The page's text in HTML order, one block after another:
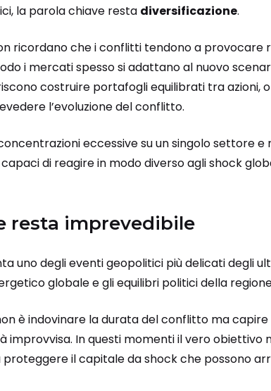
la parola chiave resta diversificazione.
ricordano che i conflitti tendono a provocare
i mercati spesso si adattano al nuovo
costruire portafogli equilibrati tra azioni,
l’evoluzione del conflitto.
eccessive su un singolo settore e
di reagire in modo diverso agli shock
resta imprevedibile
uno degli eventi geopolitici più delicati degli
globale e gli equilibri politici della
è indovinare la durata del conflitto ma
In questi momenti il vero obiettivo
il capitale da shock che possono